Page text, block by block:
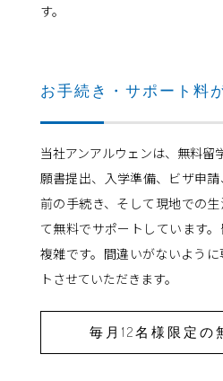
す。
お手続き・サポート料
当社アンアルウェンは、無料留
願書提出、入学準備、ビザ申
前の手続き、そして現地での
て無料でサポートしています
複雑です。間違いがないよう
トさせていただきます。
毎月12名様限定の